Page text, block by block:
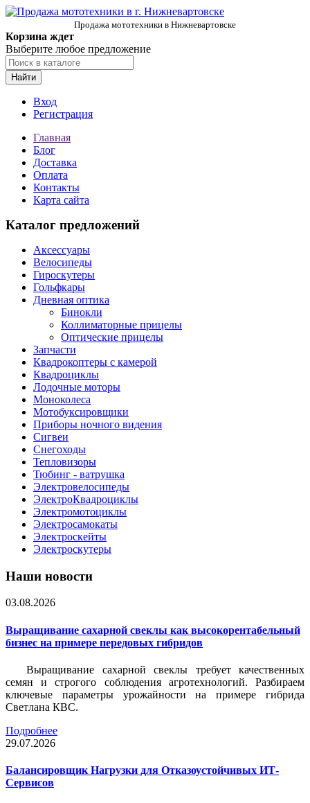
Продажа мототехники в Нижневартовске
Корзина ждет
Выберите любое предложение
Найти
Вход
Регистрация
Главная
Блог
Доставка
Оплата
Контакты
Карта сайта
Каталог предложений
Аксессуары
Велосипеды
Гироскутеры
Гольфкары
Дневная оптика
Бинокли
Коллиматорные прицелы
Оптические прицелы
Запчасти
Квадрокоптеры с камерой
Квадроциклы
Лодочные моторы
Моноколеса
Мотобуксировщики
Приборы ночного видения
Сигвеи
Снегоходы
Тепловизоры
Тюбинг - ватрушка
Электровелосипеды
ЭлектроКвадроциклы
Электромотоциклы
Электросамокаты
Электроскейты
Электроскутеры
Наши новости
03.08.2026
Выращивание сахарной свеклы как высокорентабельный
бизнес на примере передовых гибридов
Выращивание сахарной свеклы требует качественных
семян и строгого соблюдения агротехнологий. Разбираем
ключевые параметры урожайности на примере гибрида
Светлана КВС.
Подробнее
29.07.2026
Балансировщик Нагрузки для Отказоустойчивых ИТ-
Сервисов